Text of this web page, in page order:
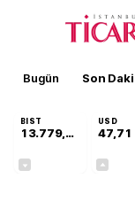
Bugün Son
BIST
13.779,39
USD
47,71